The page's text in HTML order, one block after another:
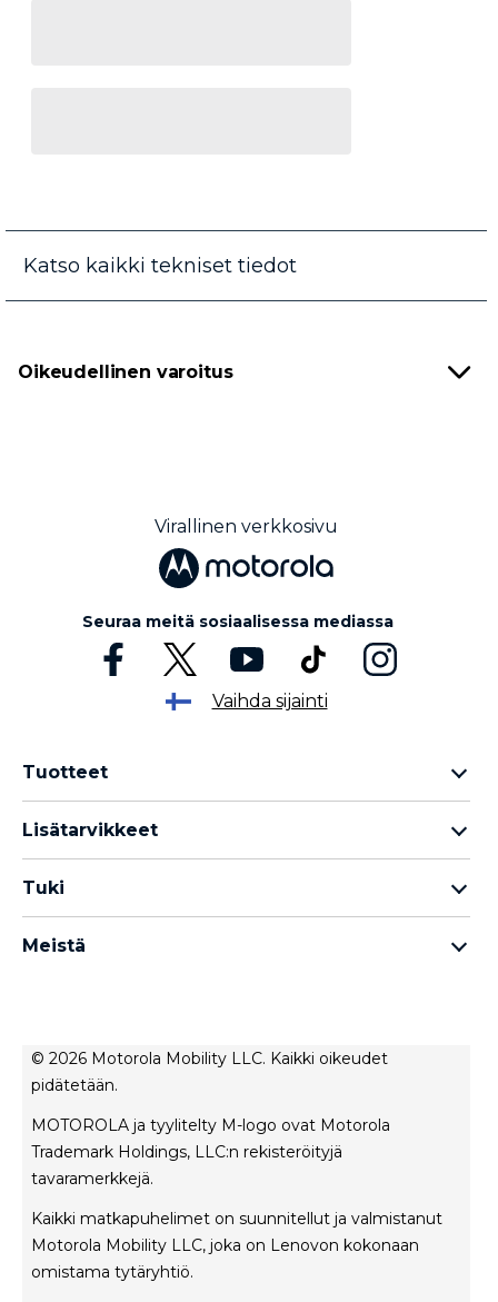
Katso kaikki tekniset tiedot
Oikeudellinen varoitus
Virallinen verkkosivu
Seuraa meitä sosiaalisessa mediassa
Vaihda sijainti
Tuotteet
Motorola G -perhe
Thinkphone 25 by Motorola
Lisätarvikkeet
moto tag
Tuki
Korjauksen tila
Rescue- ja älyavustintyökalu
Meistä
Myyntiehdot
Käyttöehdot
Tietosuojakäytäntö
Innovaatio
Urat
Tuotteen yksityisyys
© 2026 Motorola Mobility LLC. Kaikki oikeudet
pidätetään.
MOTOROLA ja tyylitelty M-logo ovat Motorola
Trademark Holdings, LLC:n rekisteröityjä
tavaramerkkejä.
Kaikki matkapuhelimet on suunnitellut ja valmistanut
Motorola Mobility LLC, joka on Lenovon kokonaan
omistama tytäryhtiö.